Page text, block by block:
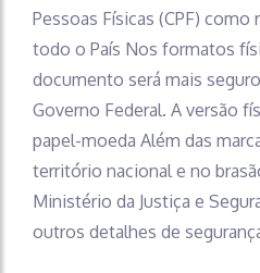
Pessoas Físicas (CPF)
todo o País Nos formatos
documento será mais
Governo Federal. A versão
papel-moeda Além das
território nacional e no
Ministério da Justiça e
outros detalhes de